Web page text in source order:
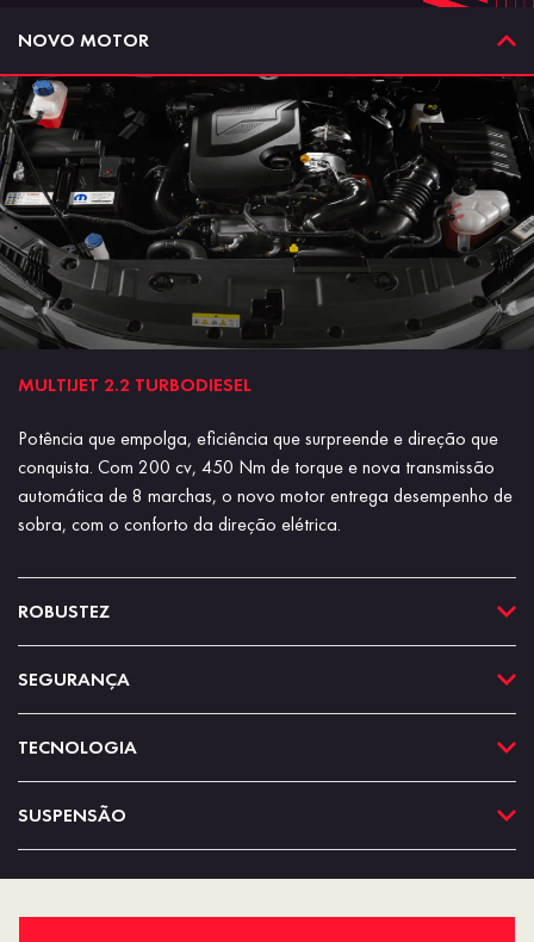
NOVO MOTOR
MULTIJET 2.2​ TURBODIESEL
Potência que empolga, eficiência que surpreende e direção que
conquista. Com 200 cv, 450 Nm de torque e nova transmissão
automática de 8 marchas, o novo motor entrega desempenho de
sobra, com o conforto da direção elétrica.
ROBUSTEZ
SEGURANÇA
TECNOLOGIA
SUSPENSÃO